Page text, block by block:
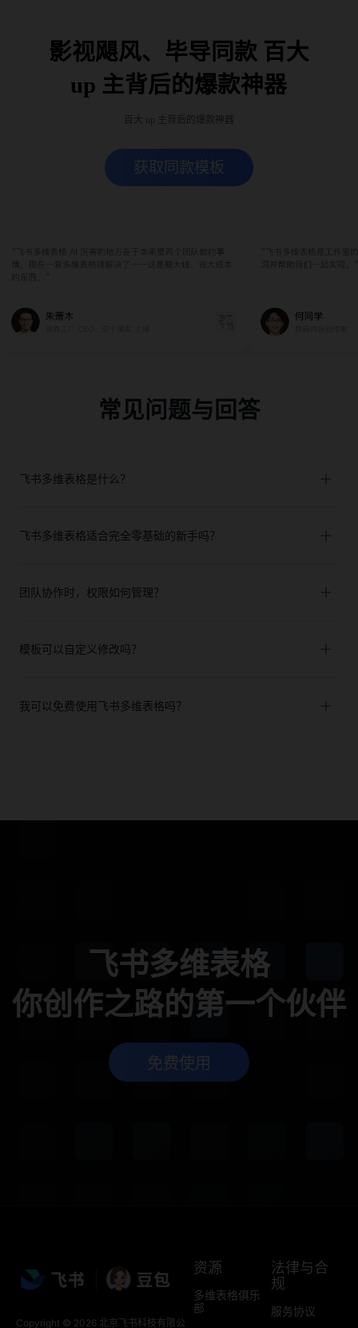
影视飓风、毕导同款 百大
up 主背后的爆款神器
百大 up 主背后的爆款神器
获取同款模板
常见问题与回答
飞书多维表格是什么？
飞书多维表格适合完全零基础的新手吗？
团队协作时，权限如何管理？
模板可以自定义修改吗？
我可以免费使用飞书多维表格吗？
飞书多维表格
你创作之路的第一个伙伴
免费使用
Copyright © 2026 北京飞书科技有限公
资源
多维表格俱乐
部
法律与合
规
服务协议